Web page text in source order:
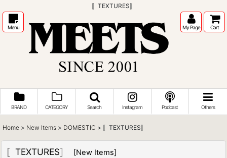
〚TEXTURES〛
Menu My Page Cart
BRAND CATEGORY Search Instagram Podcast Others
Home > New Items > DOMESTIC > 〚TEXTURES〛
〚TEXTURES〛 [New Items]